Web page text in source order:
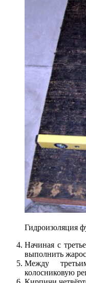
Гидроизоляция
Начиная с
выполнить
Между
колосниковую